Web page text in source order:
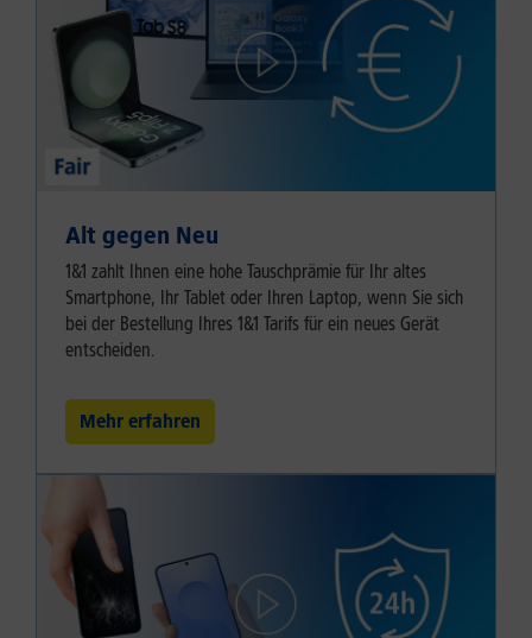
Alt gegen Neu
1&1 zahlt Ihnen eine hohe Tauschprämie für Ihr altes
Smartphone, Ihr Tablet oder Ihren Laptop, wenn Sie sich
bei der Bestellung Ihres 1&1 Tarifs für ein neues Gerät
entscheiden.
Mehr erfahren